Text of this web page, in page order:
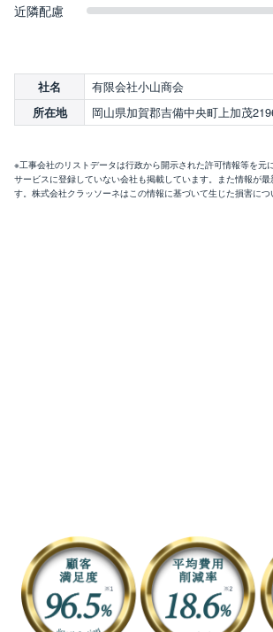
近隣配慮
社名 有限会社小山商会
所在地 岡山県加賀郡吉備中央町上加茂
※工事会社のリストデータは行政から開示された許可情報等を元
サービスに登録していない会社も掲載しています。また情報が
す。株式会社クラッソーネはこの情報に基づいて生じた損害につ